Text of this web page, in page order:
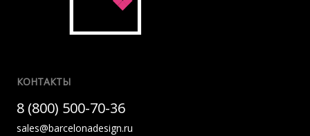
КОНТАКТЫ
8 (800) 500-70-36
sales@barcelonadesign.ru